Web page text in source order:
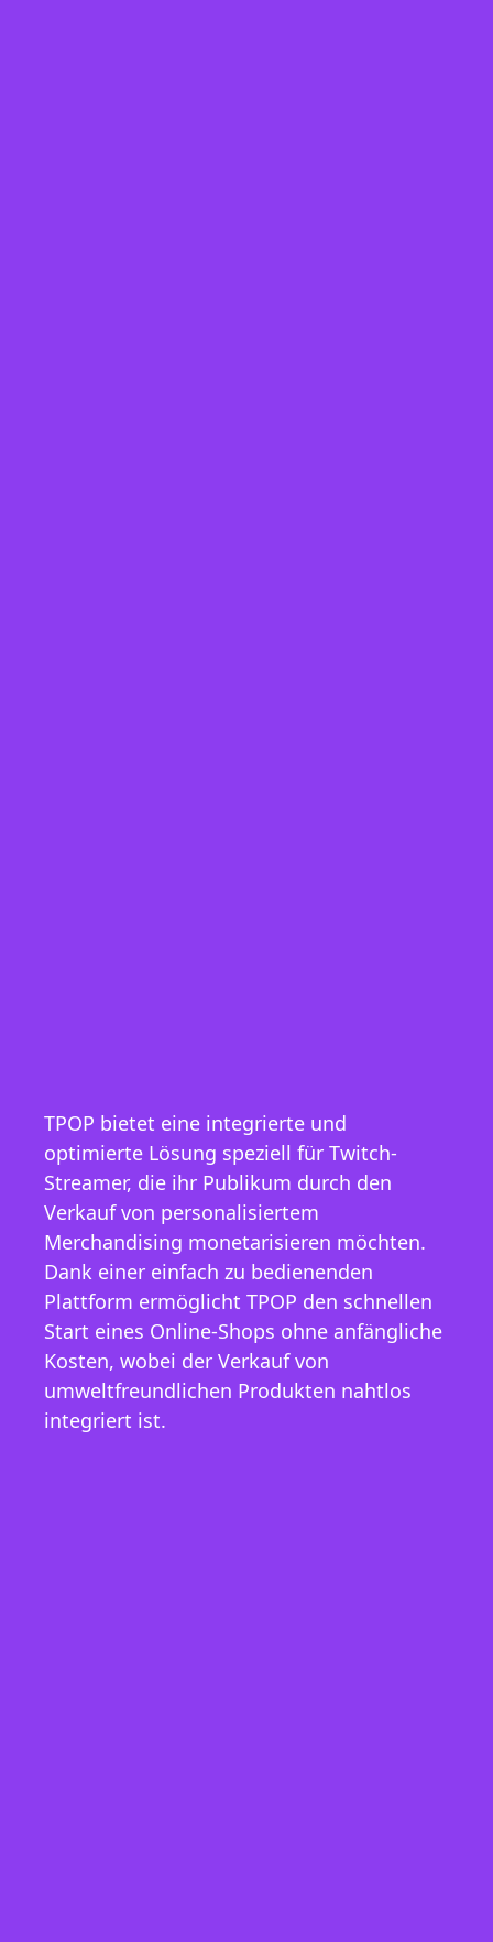
TPOP bietet eine integrierte und
optimierte Lösung speziell für Twitch-
Streamer, die ihr Publikum durch den
Verkauf von personalisiertem
Merchandising monetarisieren möchten.
Dank einer einfach zu bedienenden
Plattform ermöglicht TPOP den schnellen
Start eines Online-Shops ohne anfängliche
Kosten, wobei der Verkauf von
umweltfreundlichen Produkten nahtlos
integriert ist.